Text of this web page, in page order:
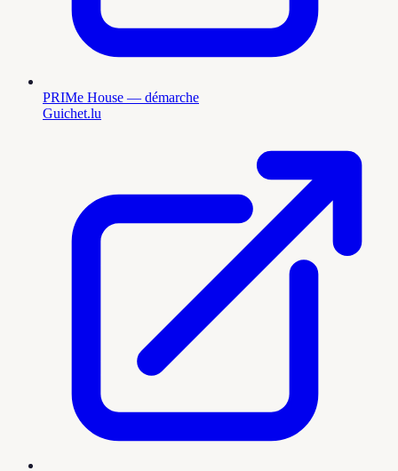
PRIMe House — démarche
Guichet.lu